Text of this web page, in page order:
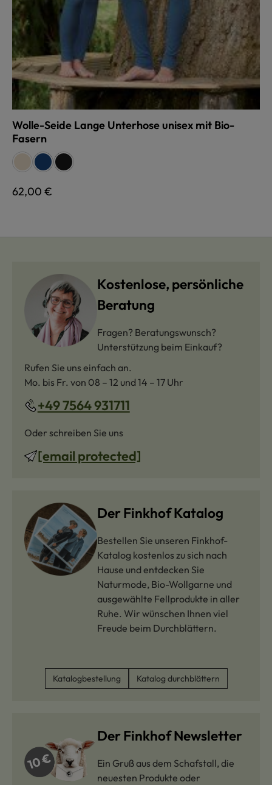
Wolle-Seide Lange Unterhose unisex mit Bio-
Fasern
Farbe auswählen
naturweißdunkelblau
schwarz
Regulärer Preis:
62,00 €
Kostenlose, persönliche
Beratung
Fragen? Beratungswunsch?
Unterstützung beim Einkauf?
Rufen Sie uns einfach an.
Mo. bis Fr. von 08 – 12 und 14 – 17 Uhr
+49 7564 931711
Oder schreiben Sie uns
[email protected]
Der Finkhof Katalog
Bestellen Sie unseren Finkhof-
Katalog kostenlos zu sich nach
Hause und entdecken Sie
Naturmode, Bio-Wollgarne und
ausgewählte Fellprodukte in aller
Ruhe. Wir wünschen Ihnen viel
Freude beim Durchblättern.
Katalogbestellung Katalog durchblättern
Der Finkhof Newsletter
Ein Gruß aus dem Schafstall, die
neuesten Produkte oder